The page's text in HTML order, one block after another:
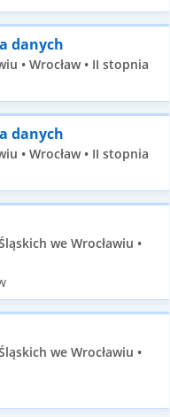
danych
• Wrocław • II stopnia
danych
• Wrocław • II stopnia
we Wrocławiu •
we Wrocławiu •